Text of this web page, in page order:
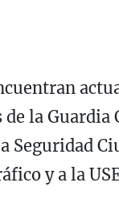
la Guardia
Seguridad
y a la